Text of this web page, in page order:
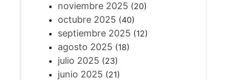
noviembre 2025 (20)
octubre 2025 (40)
septiembre 2025 (12)
agosto 2025 (18)
julio 2025 (23)
junio 2025 (21)